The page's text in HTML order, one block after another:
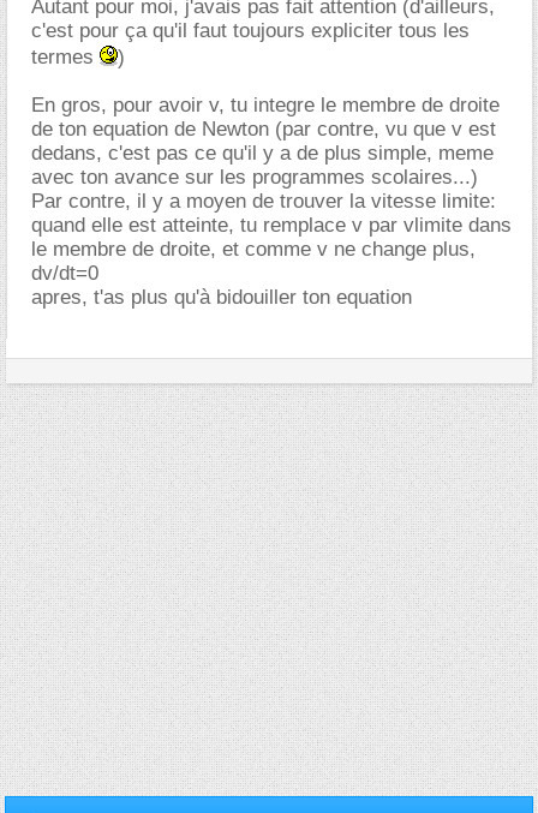
Autant pour moi, j'avais pas fait attention (d'ailleurs,
c'est pour ça qu'il faut toujours expliciter tous les
termes
)
En gros, pour avoir v, tu integre le membre de droite
de ton equation de Newton (par contre, vu que v est
dedans, c'est pas ce qu'il y a de plus simple, meme
avec ton avance sur les programmes scolaires...)
Par contre, il y a moyen de trouver la vitesse limite:
quand elle est atteinte, tu remplace v par vlimite dans
le membre de droite, et comme v ne change plus,
dv/dt=0
apres, t'as plus qu'à bidouiller ton equation